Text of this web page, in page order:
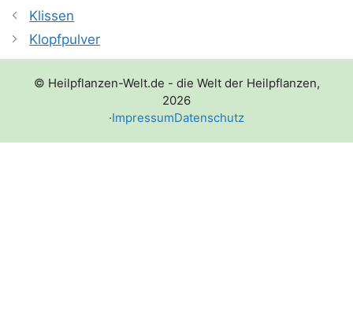
Klissen
Klopfpulver
© Heilpflanzen-Welt.de - die Welt der Heilpflanzen,
2026
·ImpressumDatenschutz